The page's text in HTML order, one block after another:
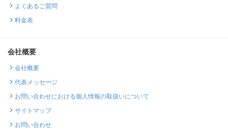
よくあるご質問
料金表
会社概要
会社概要
代表メッセージ
お問い合わせにおける個人情報の取扱いについて
サイトマップ
お問い合わせ